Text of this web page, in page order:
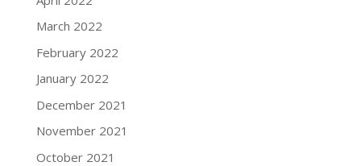
March 2022
February 2022
January 2022
December 2021
November 2021
October 2021